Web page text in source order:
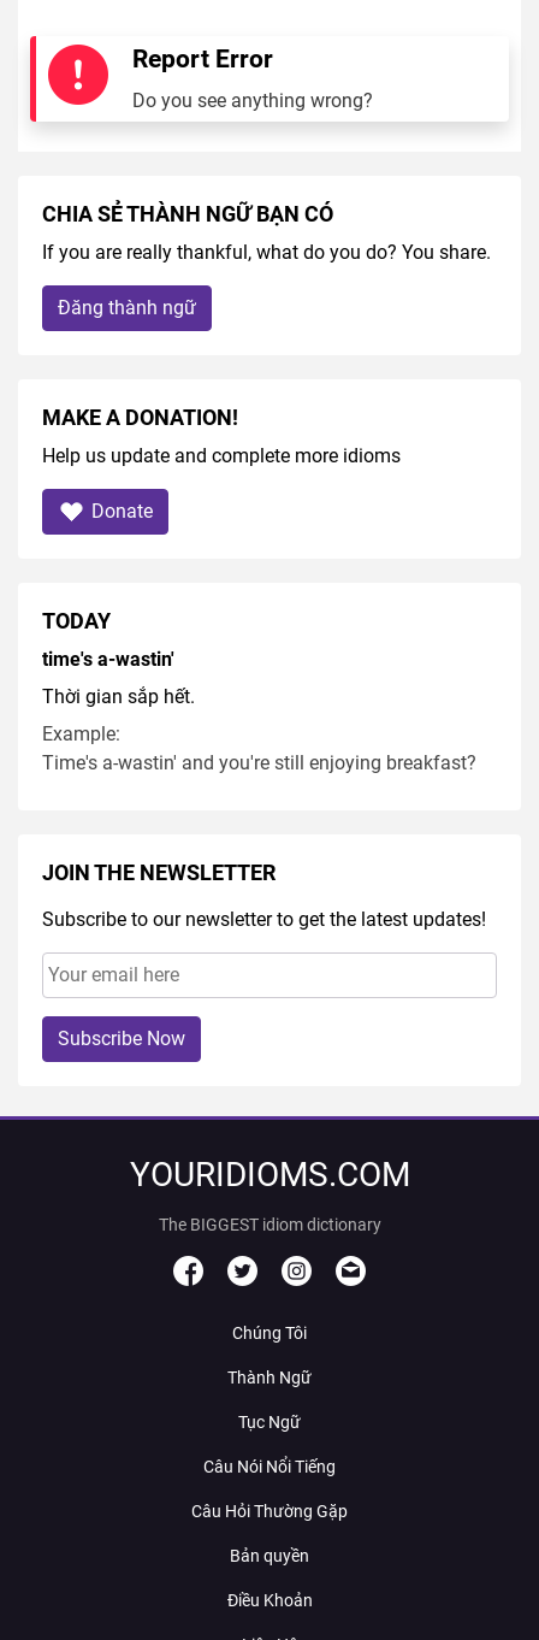
Report Error
Do you see anything wrong?
CHIA SẺ THÀNH NGỮ BẠN CÓ
If you are really thankful, what do you do? You share.
Đăng thành ngữ
MAKE A DONATION!
Help us update and complete more idioms
Donate
TODAY
time's a-wastin'
Thời gian sắp hết.
Example:
Time's a-wastin' and you're still enjoying breakfast?
JOIN THE NEWSLETTER
Subscribe to our newsletter to get the latest updates!
Subscribe Now
YOURIDIOMS.COM
The BIGGEST idiom dictionary
Chúng Tôi
Thành Ngữ
Tục Ngữ
Câu Nói Nổi Tiếng
Câu Hỏi Thường Gặp
Bản quyền
Điều Khoản